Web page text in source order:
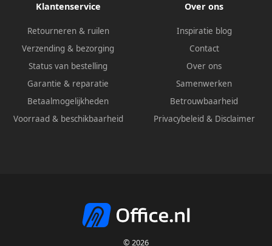
Klantenservice
Retourneren & ruilen
Verzending & bezorging
Status van bestelling
Garantie & reparatie
Betaalmogelijkheden
Voorraad & beschikbaarheid
Over ons
Inspiratie blog
Contact
Over ons
Samenwerken
Betrouwbaarheid
Privacybeleid & Disclaimer
© 2026